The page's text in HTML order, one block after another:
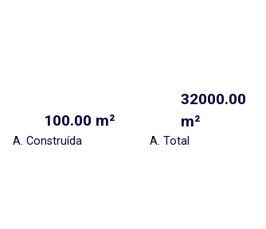
100.00 m²
A. Construída
32000.00
m²
A. Total